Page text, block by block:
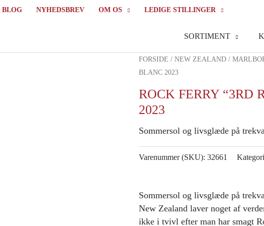
BLOG NYHEDSBREV OM OS LEDIGE STILLINGER
SORTIMENT
FORSIDE / NEW ZEALAND /
BLANC 2023
ROCK FERRY “3RD
2023
Sommersol og livsglæde på
Varenummer (SKU): 32661
Sommersol og livsglæde på
New Zealand laver noget af
ikke i tvivl efter man har smagt